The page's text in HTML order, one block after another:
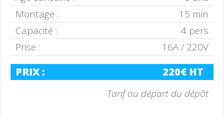
Montage :
15 min
Capacité :
4 pers
Prise :
16A / 220V
PRIX : 220€ HT
Tarif au départ du dépôt